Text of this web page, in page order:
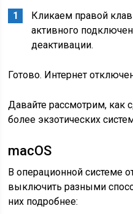
Кликаем правой
активного
деактивации.
Готово. Интернет
Давайте рассмотрим, как
более экзотических
macOS
В операционной системе
выключить разными
них подробнее: